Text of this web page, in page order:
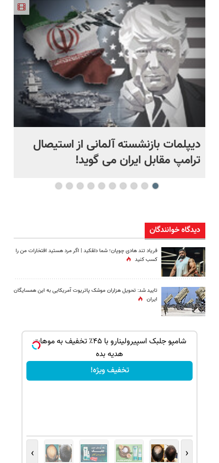
ایران
رونمایی
شد!
رونمایی شد
نصف قیمت
بخر!😉
23 روزه
ساخت!
دیپلمات بازنشسته آلمانی از استیصال
ترامپ مقابل ایران می گوید!
دیدگاه خوانندگان
فریاد تند هادی چوپان؛‌ شما دلقکید | اگر مرد هستید افتخارات من را
کسب کنید
تایید شد: تحویل هزاران موشک پاتریوت آمریکایی به این همسایگان
ایران
شامپو جلبک اسپیرولینارو با ۴۵٪ تخفیف به موهات
هدیه بده
تخفیف ویژه!
‹
›